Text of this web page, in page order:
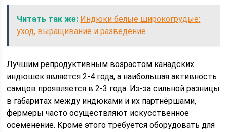
Читать так же: Индюки белые широкогрудые:
уход, выращивание и разведение
Лучшим репродуктивным возрастом канадских
индюшек является 2-4 года, а наибольшая активность
самцов проявляется в 2-3 года. Из-за сильной разницы
в габаритах между индюками и их партнёршами,
фермеры часто осуществляют искусственное
осеменение. Кроме этого требуется оборудовать для